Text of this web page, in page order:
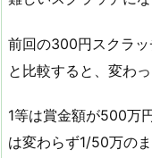
前回の300円スクラッ
と比較すると、変わ
1等は賞金額が500万
は変わらず1/50万の